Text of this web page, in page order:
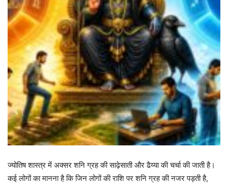
ज्योतिष शास्त्र में अक्सर शनि ग्रह की साढ़ेसाती और ढैय्या की चर्चा की जाती है।
कई लोगों का मानना है कि जिन लोगों की राशि पर शनि ग्रह की नजर पड़ती है,